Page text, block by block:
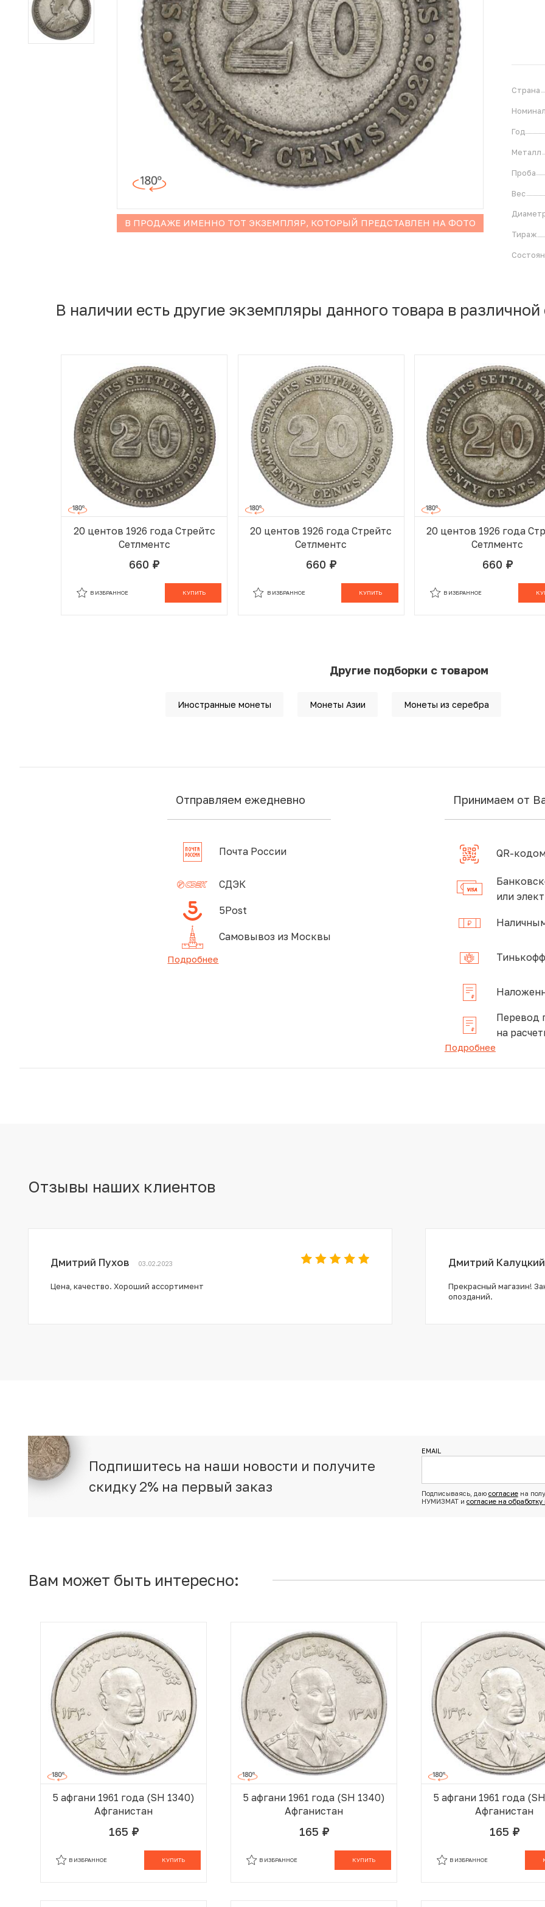
Иностранные монеты
Неофициальные выпуски монет (Unusual)
Античные и средневековые монеты
В ПРОДАЖЕ ИМЕННО ТОТ ЭКЗЕМПЛЯР, КОТОРЫЙ ПРЕДСТАВЛЕН НА ФОТО
Страна
Номинал
Год
Металл
Проба
Вес
Тираж
В наличии есть другие экземпляры данного товара в различной
20 центов 1926 года Стрейтс
Сетлментс
660 руб.
КУПИТЬ
В ИЗБРАННОЕ
20 центов 1926 года Стрейтс
Сетлментс
660 руб.
КУПИТЬ
В ИЗБРАННОЕ
20 центов 1926 года
Сетлментс
660 руб.
В ИЗБРАННОЕ
Другие подборки с товаром
Иностранные монеты Монеты Азии Монеты из серебра
Отправляем ежедневно
Почта России
СДЭК
5Post
Самовывоз из Москвы
Подробнее
Принимаем от
QR-
или
Перевод
на
Подробнее
Отзывы наших клиентов
Дмитрий Пухов 03.02.2023
Цена, качество. Хороший ассортимент
Дмитрий Калуцкий
Прекрасный магазин!
опозданий.
Подпишитесь на наши новости и получите
скидку 2% на первый заказ
EMAIL
Подписываясь, даю согласиена
НУМИЗМАТ и согласие на
Вам может быть интересно:
5 афгани 1961 года (SH 1340)
Афганистан
165 руб.
КУПИТЬ
В ИЗБРАННОЕ
5 афгани 1961 года (SH 1340)
Афганистан
165 руб.
КУПИТЬ
В ИЗБРАННОЕ
5 афгани 1961 года
Афганистан
165 руб.
В ИЗБРАННОЕ